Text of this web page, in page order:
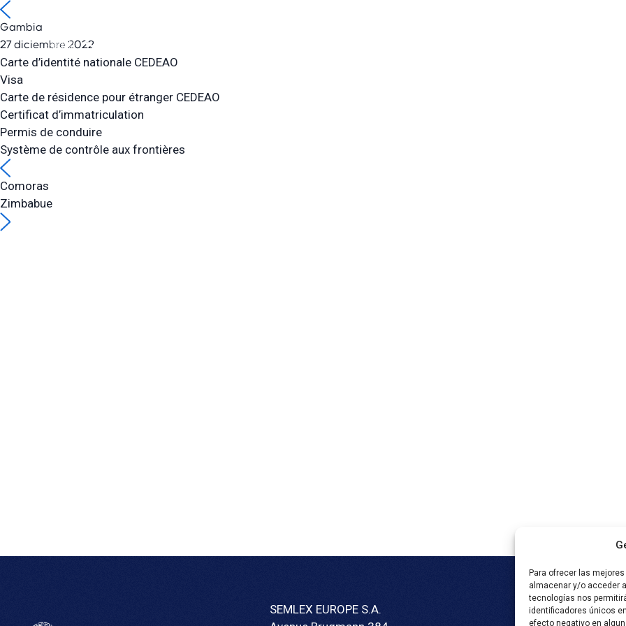
Para ofrecer las
almacenar y/o acceder
tecnologías nos
identificadores únicos
efecto negativo en
Gambia
27 diciembre 2022
Carte d’identité nationale CEDEAO
Visa
Carte de résidence pour étranger CEDEAO
Certificat d’immatriculation
Permis de conduire
Système de contrôle aux frontières
Comoras
Zimbabue
SEMLEX EUROPE S.A.
Folleto